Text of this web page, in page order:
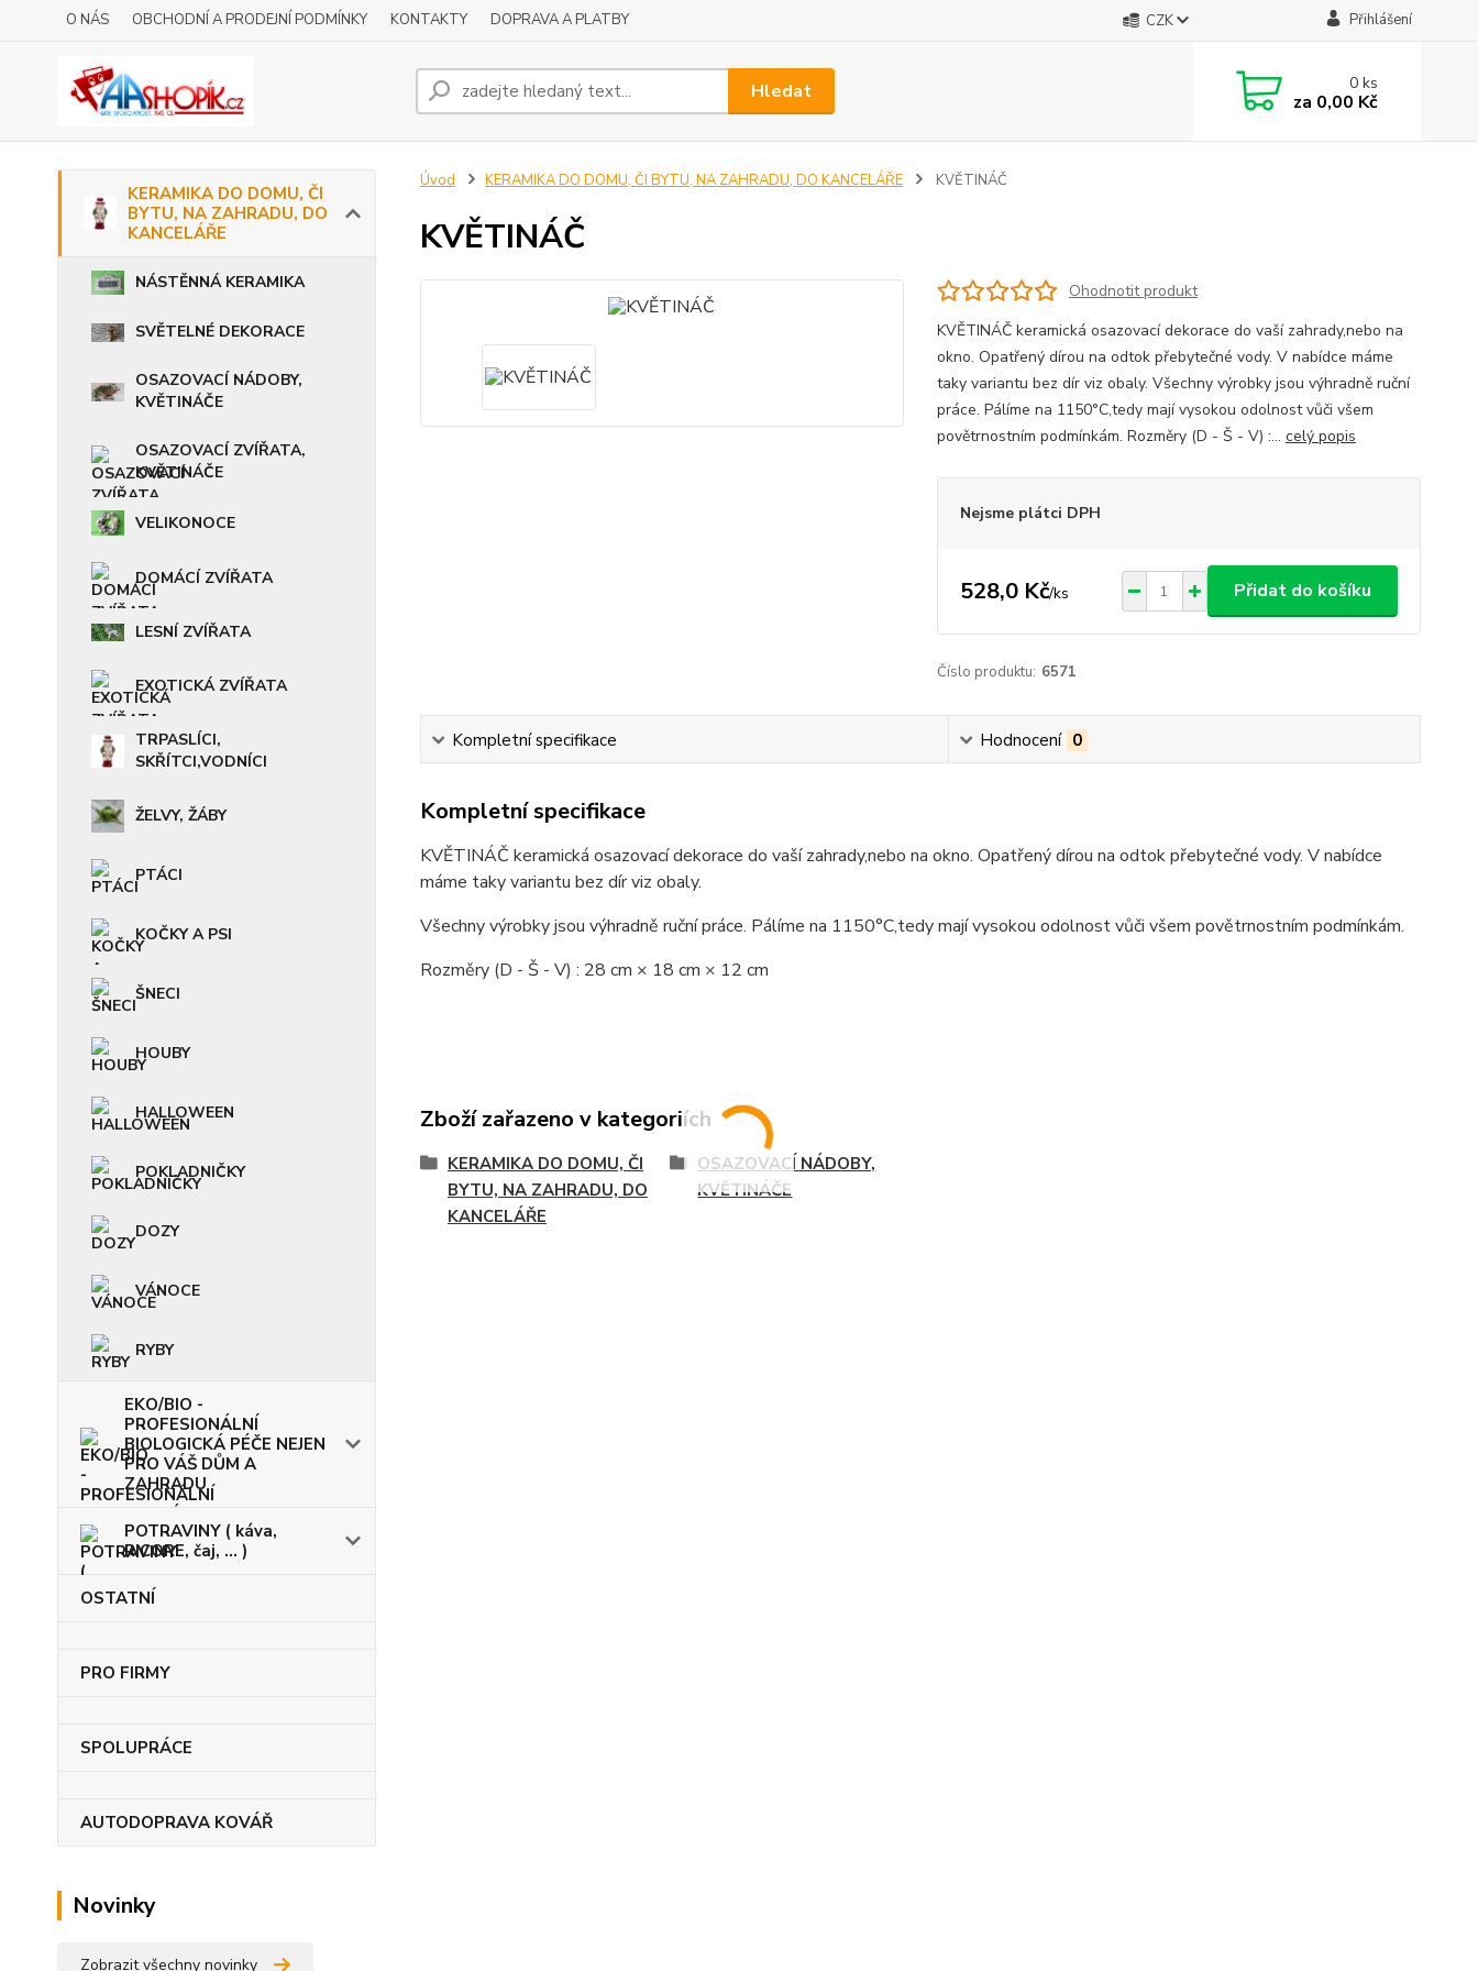
O NÁS OBCHODNÍ A PRODEJNÍ PODMÍNKY KONTAKTY DOPRAVA A PLATBY CZK Přihlášení
Hledat 0ks
za 0,00 Kč
KERAMIKA DO DOMU, ČI
BYTU, NA ZAHRADU, DO
KANCELÁŘE
NÁSTĚNNÁ KERAMIKA
SVĚTELNÉ DEKORACE
OSAZOVACÍ NÁDOBY,
KVĚTINÁČE
OSAZOVACÍ ZVÍŘATA,
KVĚTINÁČE
VELIKONOCE
DOMÁCÍ ZVÍŘATA
LESNÍ ZVÍŘATA
EXOTICKÁ ZVÍŘATA
TRPASLÍCI,
SKŘÍTCI,VODNÍCI
ŽELVY, ŽÁBY
PTÁCI
KOČKY A PSI
ŠNECI
HOUBY
HALLOWEEN
POKLADNIČKY
DOZY
VÁNOCE
RYBY
EKO/BIO -
PROFESIONÁLNÍ
BIOLOGICKÁ PÉČE NEJEN
PRO VÁŠ DŮM A
ZAHRADU
POTRAVINY ( káva,
RICORE, čaj, ... )
OSTATNÍ
PRO FIRMY
SPOLUPRÁCE
AUTODOPRAVA KOVÁŘ
Novinky
Zobrazit všechny novinky
Úvod KERAMIKA DO DOMU, ČI BYTU, NA ZAHRADU, DO KANCELÁŘE KVĚTINÁČ
KVĚTINÁČ
Ohodnotit produkt
KVĚTINÁČ keramická osazovací dekorace do vaší zahrady,nebo na
okno. Opatřený dírou na odtok přebytečné vody. V nabídce máme
taky variantu bez dír viz obaly. Všechny výrobky jsou výhradně ruční
práce. Pálíme na 1150°C,tedy mají vysokou odolnost vůči všem
povětrnostním podmínkám. Rozměry (D - Š - V) :... celý popis
Nejsme plátci DPH
528,0 Kč/ks Přidat do košíku
Číslo produktu: 6571
Kompletní specifikace Hodnocení 0
Kompletní specifikace
KVĚTINÁČ keramická osazovací dekorace do vaší zahrady,nebo na okno. Opatřený dírou na odtok přebytečné vody. V nabídce
máme taky variantu bez dír viz obaly.
Všechny výrobky jsou výhradně ruční práce. Pálíme na 1150°C,tedy mají vysokou odolnost vůči všem povětrnostním podmínkám.
Rozměry (D - Š - V) : 28 cm × 18 cm × 12 cm
Zboží zařazeno v kategoriích
KERAMIKA DO DOMU, ČI
BYTU, NA ZAHRADU, DO
KANCELÁŘE
OSAZOVACÍ NÁDOBY,
KVĚTINÁČE